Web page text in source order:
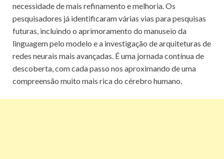
necessidade de mais refinamento e melhoria. Os
pesquisadores já identificaram várias vias para pesquisas
futuras, incluindo o aprimoramento do manuseio da
linguagem pelo modelo e a investigação de arquiteturas de
redes neurais mais avançadas. É uma jornada contínua de
descoberta, com cada passo nos aproximando de uma
compreensão muito mais rica do cérebro humano.